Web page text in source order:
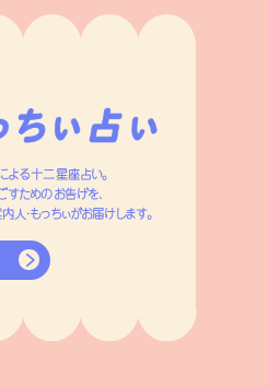
よる十二星座占い。
ためのお告げを、
・もっちぃがお届けします。